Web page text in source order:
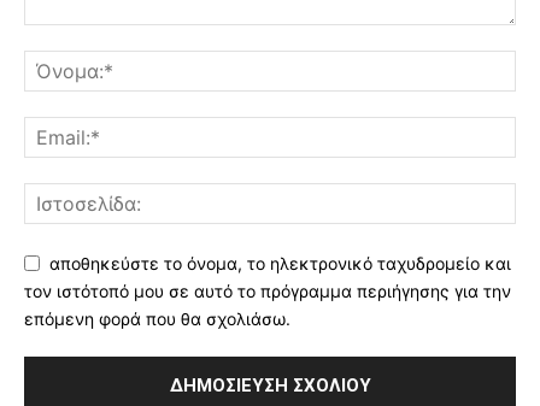
αποθηκεύστε το όνομα, το ηλεκτρονικό ταχυδρομείο και
τον ιστότοπό μου σε αυτό το πρόγραμμα περιήγησης για την
επόμενη φορά που θα σχολιάσω.